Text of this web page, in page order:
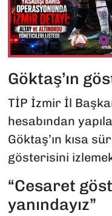
Göktaş’ın
TİP İzmir İl
hesabından
Göktaş’ın kısa
gösterisini
“Cesaret
yanındayız”